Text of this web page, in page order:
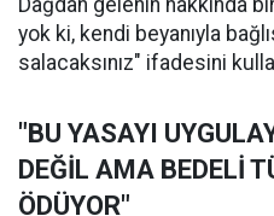
Dağdan gelenin hakkında
yok ki, kendi beyanıyla
salacaksınız" ifadesini
"BU YASAYI
DEĞİL AMA BEDELİ
ÖDÜYOR"